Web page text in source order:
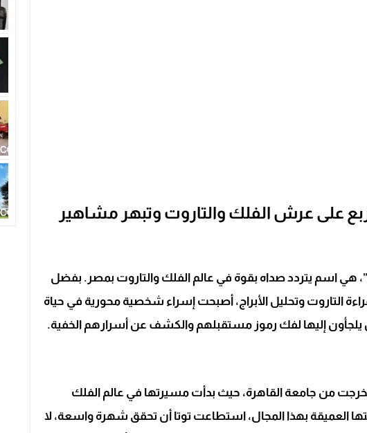
على عرش الفلك والتاروت وتبهر مشاهير
هي اسم يتردد صداه بقوة في عالم الفلك والتاروت بمصر. بفضل
التاروت وتحليل الأبراج، أصبحت إسراء شخصية محورية في حياة
يلجأون إليها لفك رموز مستقبلهم والكشف عن أسرارهم الخفية.
من جامعة القاهرة، حيث بدأت مسيرتها في عالم الفلك
العميقة بهذا المجال، استطاعت توتا أن تحقق شهرة واسعة، لا